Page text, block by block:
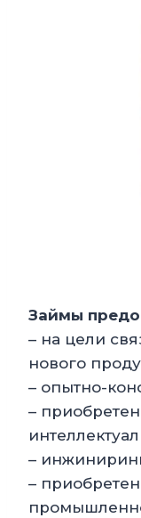
Займы
– на цели
нового
– опытно-
–
–
–